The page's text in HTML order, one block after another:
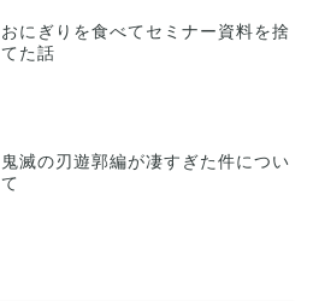
おにぎりを食べてセミナー資料を捨
てた話
鬼滅の刃遊郭編が凄すぎた件につい
て